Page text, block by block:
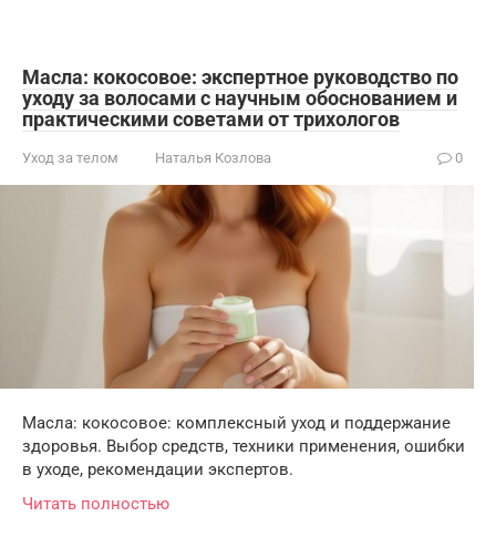
Масла: кокосовое: экспертное руководство по
уходу за волосами с научным обоснованием и
практическими советами от трихологов
Уход за телом Наталья Козлова 0
Масла: кокосовое: комплексный уход и поддержание
здоровья. Выбор средств, техники применения, ошибки
в уходе, рекомендации экспертов.
Читать полностью